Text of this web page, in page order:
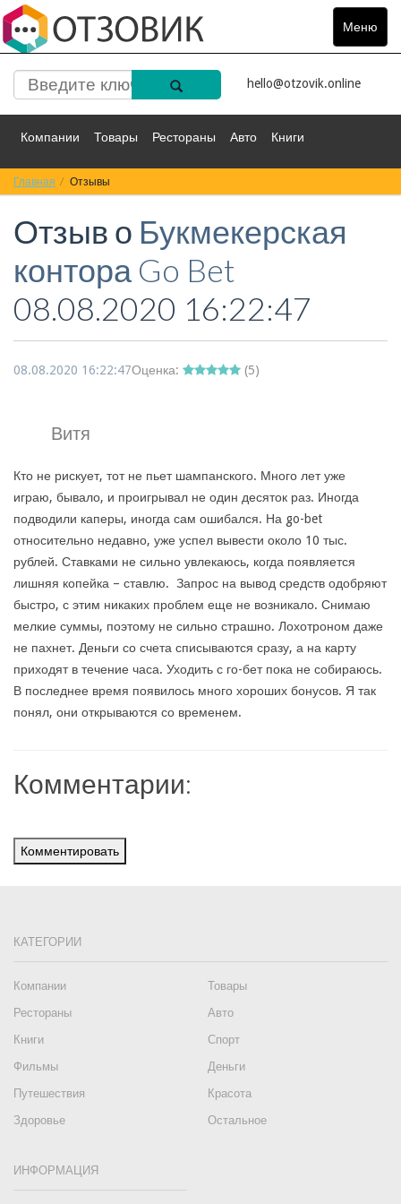
Меню
Toggle
hello@otzovik.online
Компании Товары Рестораны Авто Книги
Спорт Фильмы
Красота Здоровье Остальное
Главная Отзывы
Отзыв о Букмекерская
контора Go Bet
08.08.2020 16:22:47
08.08.2020 16:22:47Оценка: (5)
Витя
Кто не рискует, тот не пьет шампанского. Много лет уже
играю, бывало, и проигрывал не один десяток раз. Иногда
подводили каперы, иногда сам ошибался. На go-bet
относительно недавно, уже успел вывести около 10 тыс.
рублей. Ставками не сильно увлекаюсь, когда появляется
лишняя копейка – ставлю. Запрос на вывод средств одобряют
быстро, с этим никаких проблем еще не возникало. Снимаю
мелкие суммы, поэтому не сильно страшно. Лохотроном даже
не пахнет. Деньги со счета списываются сразу, а на карту
приходят в течение часа. Уходить с го-бет пока не собираюсь.
В последнее время появилось много хороших бонусов. Я так
понял, они открываются со временем.
Комментарии:
Комментировать
КАТЕГОРИИ
Компании
Товары
Рестораны
Авто
Книги
Спорт
Фильмы
Деньги
Путешествия
Красота
Здоровье
Остальное
ИНФОРМАЦИЯ